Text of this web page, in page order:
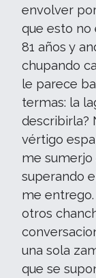
envolver
que esto no
81 años y
chupando
le parece
termas: la
describirla?
vértigo
me sumerjo
superando
me
otros
una sola
que se